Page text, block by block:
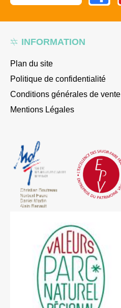
INFORMATION
Plan du site
Politique de confidentialité
Conditions générales de vente
Mentions Légales